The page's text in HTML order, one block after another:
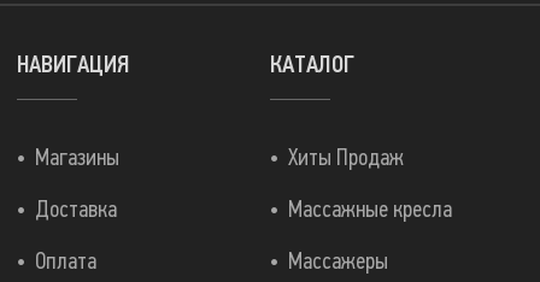
КАТАЛОГ
Хиты Продаж
Массажные кресла
Массажеры
НАВИГАЦИЯ
Магазины
Доставка
Оплата